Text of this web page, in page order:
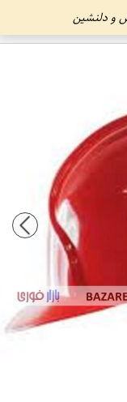
و دلنشین